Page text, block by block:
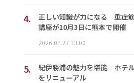
4.
正しい知識が力になる 重症
講座が10月3日に熊本で開催
2026.07.27 13:00
5.
紀伊勝浦の魅力を堪能 ホテ
をリニューアル